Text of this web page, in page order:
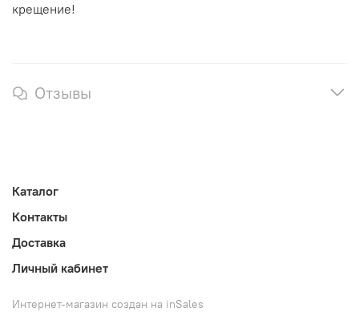
крещение!
Отзывы
Каталог
Контакты
Доставка
Личный кабинет
Интернет-магазин создан на inSales